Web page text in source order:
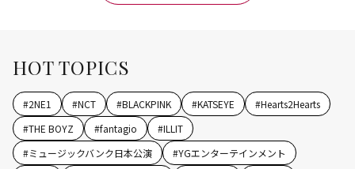
HOT TOPICS
#2NE1 #NCT #BLACKPINK #KATSEYE #Hearts2Hearts
#THE BOYZ #fantagio #ILLIT
#ミュージックバンク日本公演 #YGエンターテインメント